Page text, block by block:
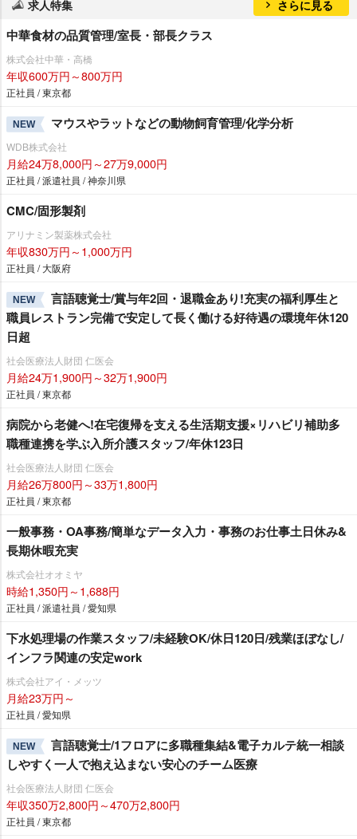
求人特集 さらに見る
中華食材の品質管理/室長・部長クラス
株式会社中華・高橋
年収600万円～800万円
正社員 / 東京都
NEW マウスやラットなどの動物飼育管理/化学分析
WDB株式会社
月給24万8,000円～27万9,000円
正社員 / 派遣社員 / 神奈川県
CMC/固形製剤
アリナミン製薬株式会社
年収830万円～1,000万円
正社員 / 大阪府
NEW
言語聴覚士/賞与年2回・退職金あり!充実の福利厚生と
職員レストラン完備で安定して長く働ける好待遇の環境年休120
日超
社会医療法人財団 仁医会
月給24万1,900円～32万1,900円
正社員 / 東京都
病院から老健へ!在宅復帰を支える生活期支援×リハビリ補助多
職種連携を学ぶ入所介護スタッフ/年休123日
社会医療法人財団 仁医会
月給26万800円～33万1,800円
正社員 / 東京都
一般事務・OA事務/簡単なデータ入力・事務のお仕事土日休み&
長期休暇充実
株式会社オオミヤ
時給1,350円～1,688円
正社員 / 派遣社員 / 愛知県
下水処理場の作業スタッフ/未経験OK/休日120日/残業ほぼなし/
インフラ関連の安定work
株式会社アイ・メッツ
月給23万円～
正社員 / 愛知県
NEW
言語聴覚士/1フロアに多職種集結&電子カルテ統一相談
しやすく一人で抱え込まない安心のチーム医療
社会医療法人財団 仁医会
年収350万2,800円～470万2,800円
正社員 / 東京都